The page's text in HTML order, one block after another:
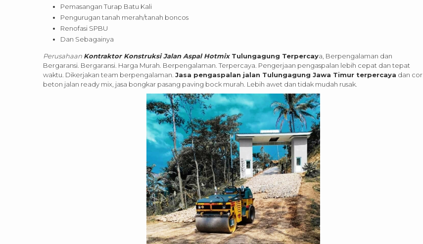
Pemasangan Turap Batu Kali
Pengurugan tanah merah/tanah boncos
Renofasi SPBU
Dan Sebagainya
Perusahaan Kontraktor Konstruksi Jalan Aspal HotmixTulungagung Terpercaya, Berpengalaman dan
Bergaransi. Bergaransi. Harga Murah. Berpengalaman. Terpercaya. Pengerjaan pengaspalan lebih cepat dan tepat
waktu. Dikerjakan team berpengalaman. Jasa pengaspalan jalan Tulungagung Jawa Timur terpercaya dan cor
beton jalan ready mix, jasa bongkar pasang paving bock murah. Lebih awet dan tidak mudah rusak.